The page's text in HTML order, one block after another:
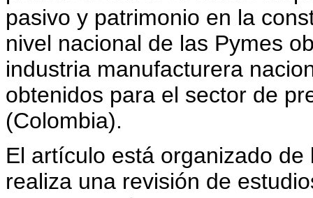
pasivo y patrimonio en la
nivel nacional de las Pymes
industria manufacturera
obtenidos para el sector de
(Colombia).
El artículo está organizado
realiza una revisión de